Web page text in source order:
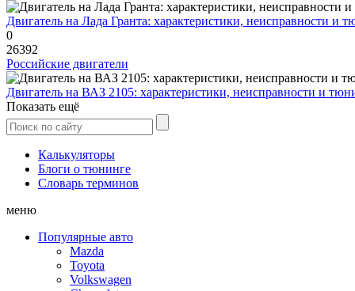
Двигатель на Лада Гранта: характеристики, неисправности и
0
26392
Российские двигатели
Двигатель на ВАЗ 2105: характеристики, неисправности и
Показать ещё
Калькуляторы
Блоги о тюнинге
Словарь терминов
меню
Популярные авто
Mazda
Toyota
Volkswagen